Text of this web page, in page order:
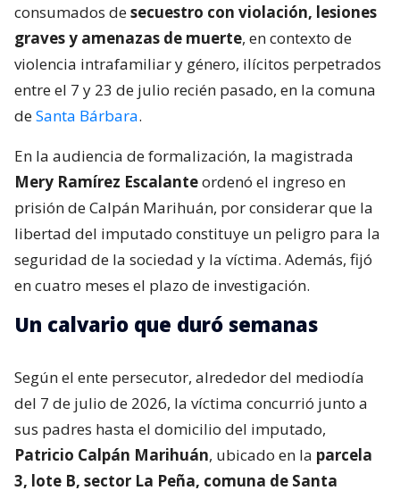
consumados desecuestro con violación, lesiones
graves y amenazas de muerte, en contexto de
violencia intrafamiliar y género, ilícitos perpetrados
entre el 7 y 23 de julio recién pasado, en la comuna
deSanta Bárbara.
En la audiencia de formalización, la magistrada
Mery Ramírez Escalanteordenó el ingreso en
prisión de Calpán Marihuán, por considerar que la
libertad del imputado constituye un peligro para la
seguridad de la sociedad y la víctima. Además, fijó
en cuatro meses el plazo de investigación.
Un calvario que duró semanas
Según el ente persecutor, alrededor del mediodía
del 7 de julio de 2026, la víctima concurrió junto a
sus padres hasta el domicilio del imputado,
Patricio Calpán Marihuán, ubicado en la parcela
3, lote B, sector La Peña, comuna de Santa